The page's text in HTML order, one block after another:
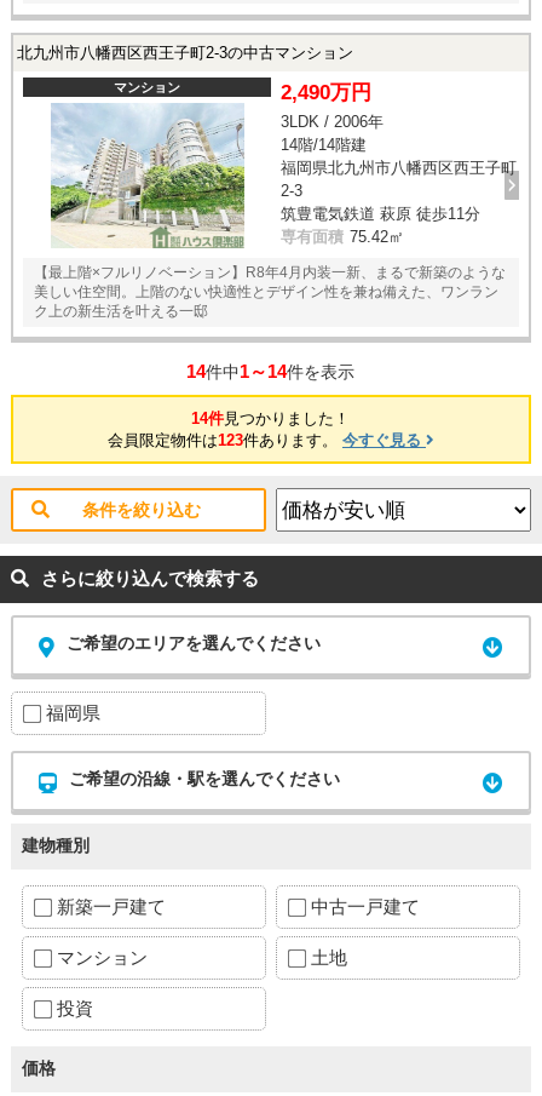
北九州市八幡西区西王子町2-3の中古マンション
マンション 2,490万円
3LDK / 2006年
14階/14階建
福岡県北九州市八幡西区西王子町
2-3
筑豊電気鉄道 萩原 徒歩11分
専有面積 75.42㎡
【最上階×フルリノベーション】R8年4月内装一新、まるで新築のような
美しい住空間。上階のない快適性とデザイン性を兼ね備えた、ワンラン
ク上の新生活を叶える一邸
14件中1～14件を表示
14件見つかりました！
会員限定物件は123件あります。 今すぐ見る
条件を絞り込む
さらに絞り込んで検索する
ご希望のエリアを選んでください
福岡県
ご希望の沿線・駅を選んでください
建物種別
新築一戸建て 中古一戸建て
マンション 土地
投資
価格